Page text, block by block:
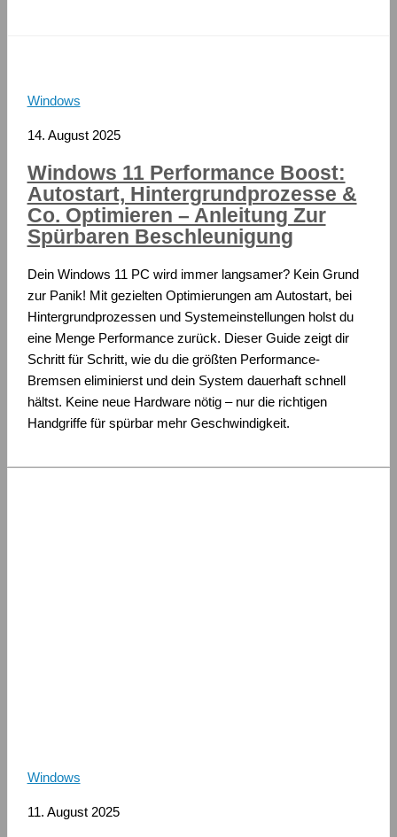
Windows
14. August 2025
Windows 11 Performance Boost:
Autostart, Hintergrundprozesse &
Co. Optimieren – Anleitung Zur
Spürbaren Beschleunigung
Dein Windows 11 PC wird immer langsamer? Kein Grund
zur Panik! Mit gezielten Optimierungen am Autostart, bei
Hintergrundprozessen und Systemeinstellungen holst du
eine Menge Performance zurück. Dieser Guide zeigt dir
Schritt für Schritt, wie du die größten Performance-
Bremsen eliminierst und dein System dauerhaft schnell
hältst. Keine neue Hardware nötig – nur die richtigen
Handgriffe für spürbar mehr Geschwindigkeit.
Windows
11. August 2025